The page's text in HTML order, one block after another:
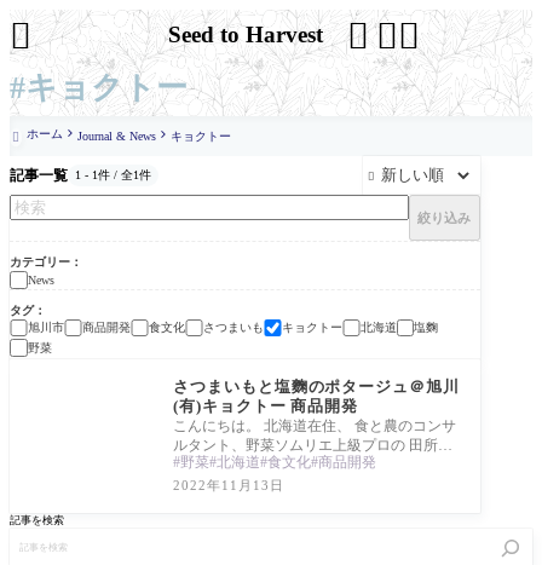
#キョクトー
Seed to Harvest 

 ホーム Journal & News キョクトー
記事一覧 1 - 1件 / 全1件 
絞り込み
カテゴリー
News
タグ
旭川市
商品開発 食文化 さつまいも キョクトー 北海道
塩麴
野菜
さつまいもと塩麴のポタージュ＠旭川
(有)キョクトー 商品開発
こんにちは。 北海道在住、 食と農のコンサ
ルタント、野菜ソムリエ上級プロの 田所か
おりです。 今日は新商品のご紹介です。 北
海
野菜 北海道 食文化 商品開発
2022年11月13日
記事を検索